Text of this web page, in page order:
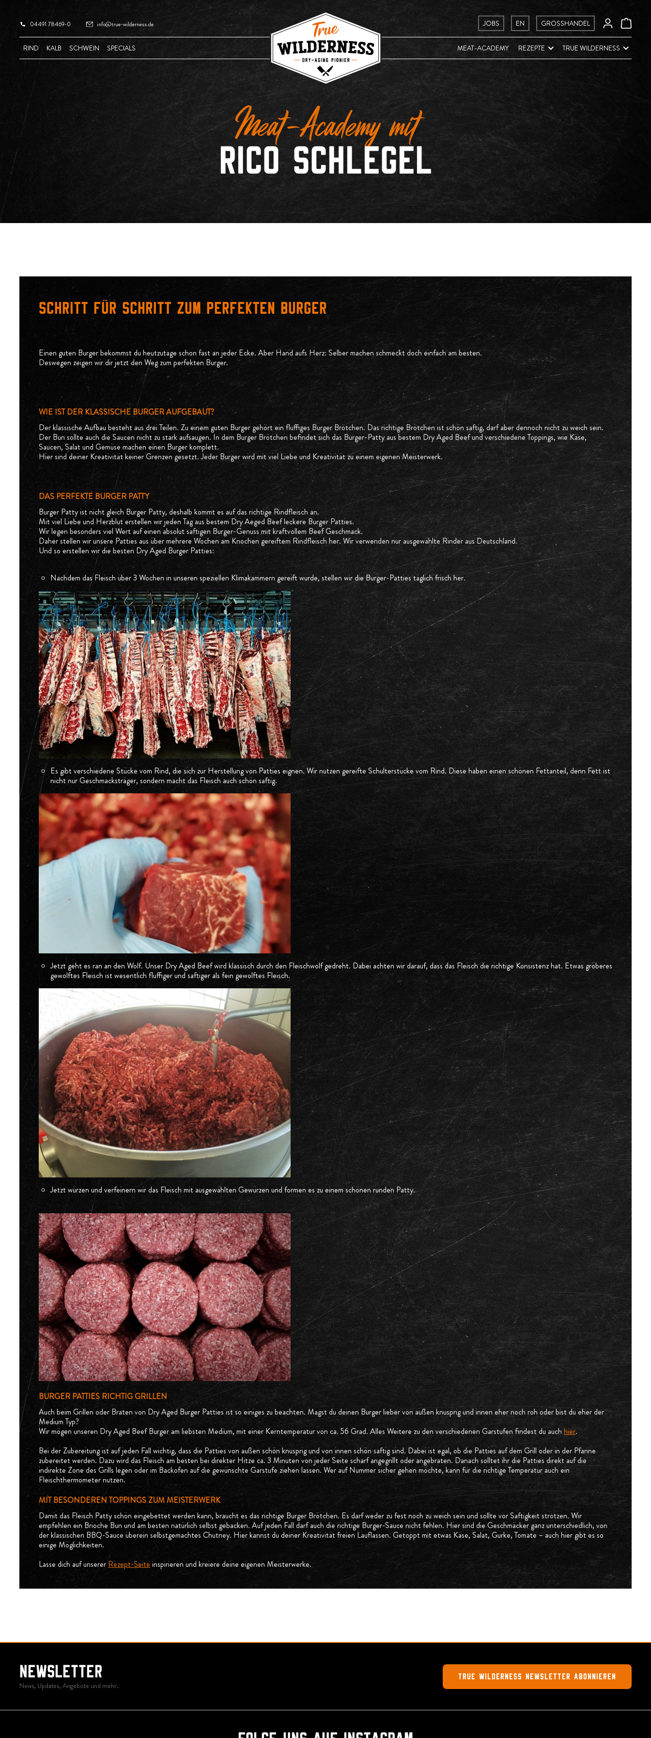
RIND KALB SCHWEIN SPECIALS
JOBS EN GROSSHANDEL
MEAT-ACADEMY REZEPTE TRUE WILDERNESS
04491 78469-0 info@true-wilderness.de
Meat-Academy mit
Rico Schlegel
Schritt für schritt zum perfekten burger
Einen guten Burger bekommst du heutzutage schon fast an jeder Ecke. Aber Hand aufs Herz: Selber machen schmeckt doch einfach am besten.
Deswegen zeigen wir dir jetzt den Weg zum perfekten Burger.
WIE IST DER KLASSISCHE BURGER AUFGEBAUT?
Der klassische Aufbau besteht aus drei Teilen. Zu einem guten Burger gehört ein fluffiges Burger Brötchen. Das richtige Brötchen ist schön saftig, darf aber dennoch nicht zu weich sein.
Der Bun sollte auch die Saucen nicht zu stark aufsaugen. In dem Burger Brötchen befindet sich das Burger-Patty aus bestem Dry Aged Beef und verschiedene Toppings, wie Käse,
Saucen, Salat und Gemüse machen einen Burger komplett.
Hier sind deiner Kreativität keiner Grenzen gesetzt. Jeder Burger wird mit viel Liebe und Kreativität zu einem eigenen Meisterwerk.
DAS PERFEKTE BURGER PATTY
Burger Patty ist nicht gleich Burger Patty, deshalb kommt es auf das richtige Rindfleisch an.
Mit viel Liebe und Herzblut erstellen wir jeden Tag aus bestem Dry Aeged Beef leckere Burger Patties.
Wir legen besonders viel Wert auf einen absolut saftigen Burger-Genuss mit kraftvollem Beef Geschmack.
Daher stellen wir unsere Patties aus über mehrere Wochen am Knochen gereiftem Rindfleisch her. Wir verwenden nur ausgewählte Rinder aus Deutschland.
Und so erstellen wir die besten Dry Aged Burger Patties:
Nachdem das Fleisch über 3 Wochen in unseren speziellen Klimakammern gereift wurde, stellen wir die Burger-Patties täglich frisch her.
Es gibt verschiedene Stücke vom Rind, die sich zur Herstellung von Patties eignen. Wir nutzen gereifte Schulterstücke vom Rind. Diese haben einen schönen Fettanteil, denn Fett ist
nicht nur Geschmacksträger, sondern macht das Fleisch auch schön saftig.
Jetzt geht es ran an den Wolf. Unser Dry Aged Beef wird klassisch durch den Fleischwolf gedreht. Dabei achten wir darauf, dass das Fleisch die richtige Konsistenz hat. Etwas gröberes
gewolftes Fleisch ist wesentlich fluffiger und saftiger als fein gewolftes Fleisch.
Jetzt würzen und verfeinern wir das Fleisch mit ausgewählten Gewürzen und formen es zu einem schönen runden Patty.
BURGER PATTIES RICHTIG GRILLEN
Auch beim Grillen oder Braten von Dry Aged Burger Patties ist so einiges zu beachten. Magst du deinen Burger lieber von außen knusprig und innen eher noch roh oder bist du eher der
Medium Typ?
Wir mögen unseren Dry Aged Beef Burger am liebsten Medium, mit einer Kerntemperatur von ca. 56 Grad. Alles Weitere zu den verschiedenen Garstufen findest du auch hier.
Bei der Zubereitung ist auf jeden Fall wichtig, dass die Patties von außen schön knusprig und von innen schön saftig sind. Dabei ist egal, ob die Patties auf dem Grill oder in der Pfanne
zubereitet werden. Dazu wird das Fleisch am besten bei direkter Hitze ca. 3 Minuten von jeder Seite scharf angegrillt oder angebraten. Danach solltet ihr die Patties direkt auf die
indirekte Zone des Grills legen oder im Backofen auf die gewünschte Garstufe ziehen lassen. Wer auf Nummer sicher gehen möchte, kann für die richtige Temperatur auch ein
Fleischthermometer nutzen.
MIT BESONDEREN TOPPINGS ZUM MEISTERWERK
Damit das Fleisch Patty schön eingebettet werden kann, braucht es das richtige Burger Brötchen. Es darf weder zu fest noch zu weich sein und sollte vor Saftigkeit strotzen. Wir
empfehlen ein Brioche Bun und am besten natürlich selbst gebacken. Auf jeden Fall darf auch die richtige Burger-Sauce nicht fehlen. Hier sind die Geschmäcker ganz unterschiedlich, von
der klassischen BBQ-Sauce überein selbstgemachtes Chutney. Hier kannst du deiner Kreativität freien Lauflassen. Getoppt mit etwas Käse, Salat, Gurke, Tomate – auch hier gibt es so
einige Möglichkeiten.
Lasse dich auf unsererRezept-Seite inspirieren und kreiere deine eigenen Meisterwerke.
Newsletter
News, Updates, Angebote und mehr.
True Wilderness Newsletter abonnieren